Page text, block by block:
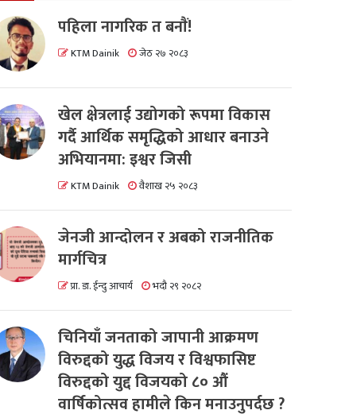
पहिला नागरिक त बनाैं!
KTM Dainik जेठ २७ २०८३
खेल क्षेत्रलाई उद्योगको रूपमा विकास
गर्दै आर्थिक समृद्धिको आधार बनाउने
अभियानमा: इश्वर जिसी
KTM Dainik वैशाख २५ २०८३
जेनजी आन्दोलन र अबको राजनीतिक
मार्गचित्र
प्रा. डा. ईन्दु आचार्य भदौ २९ २०८२
चिनियाँ जनताको जापानी आक्रमण
विरुद्दको युद्ध विजय र विश्वफासिष्ट
विरुद्दको युद्द विजयको ८० औं
वार्षिकोत्सव हामीले किन मनाउनुपर्दछ ?